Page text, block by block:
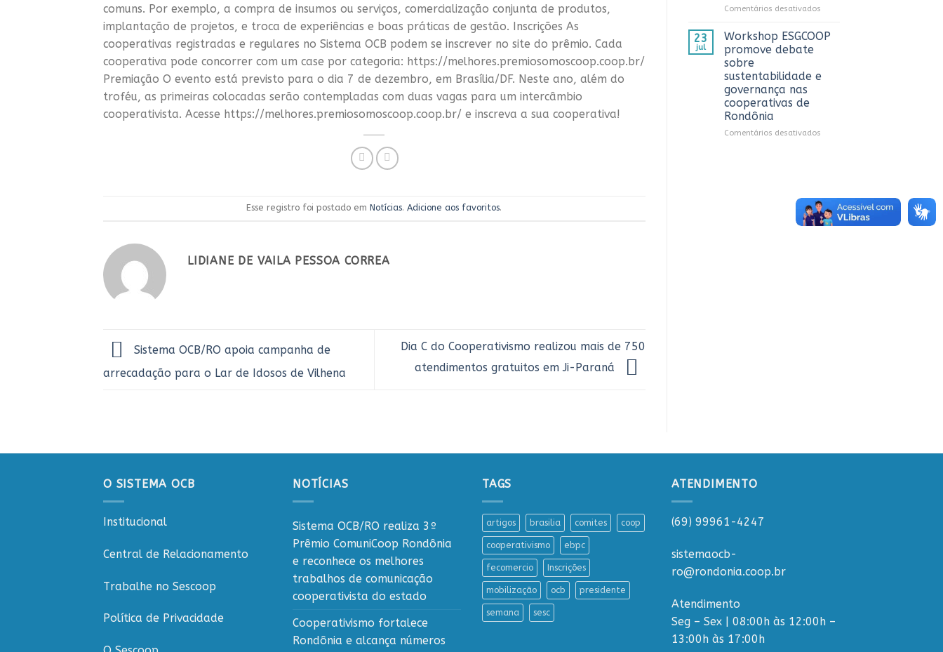
comuns. Por exemplo, a compra de insumos ou serviços, comercialização conjunta de produtos,
implantação de projetos, e troca de experiências e boas práticas de gestão. Inscrições As
cooperativas registradas e regulares no Sistema OCB podem se inscrever no site do prêmio. Cada
cooperativa pode concorrer com um case por categoria: https://melhores.premiosomoscoop.coop.br/
Premiação O evento está previsto para o dia 7 de dezembro, em Brasília/DF. Neste ano, além do
troféu, as primeiras colocadas serão contempladas com duas vagas para um intercâmbio
cooperativista. Acesse https://melhores.premiosomoscoop.coop.br/ e inscreva a sua cooperativa!
Esse registro foi postado emNotícias.Adicione aos favoritos.
LIDIANE DE VAILA PESSOA CORREA
Sistema OCB/RO apoia campanha de
arrecadação para o Lar de Idosos de Vilhena
Dia C do Cooperativismo realizou mais de 750
atendimentos gratuitos em Ji-Paraná
em
Comentários desativadosem
OCB/RO
Sicredi
23
jul
Workshop ESGCOOP
promove debate
sobre
sustentabilidade e
governança nas
cooperativas de
Rondônia
Comentários desativadosem
sustentabilidade
e
governança
O SISTEMA OCB
Institucional
Central de Relacionamento
Trabalhe no Sescoop
Política de Privacidade
NOTÍCIAS
Sistema OCB/RO realiza 3º
Prêmio ComuniCoop Rondônia
e reconhece os melhores
trabalhos de comunicação
cooperativista do estado
Cooperativismo fortalece
Rondônia e alcança números
TAGS
artigos brasilia comites coop
cooperativismo ebpc
fecomercio Inscrições
mobilização ocb presidente
semana sesc
ATENDIMENTO
(69) 99961-4247
sistemaocb-
ro@rondonia.coop.br
Atendimento
Seg – Sex | 08:00h às 12:00h –
13:00h às 17:00h